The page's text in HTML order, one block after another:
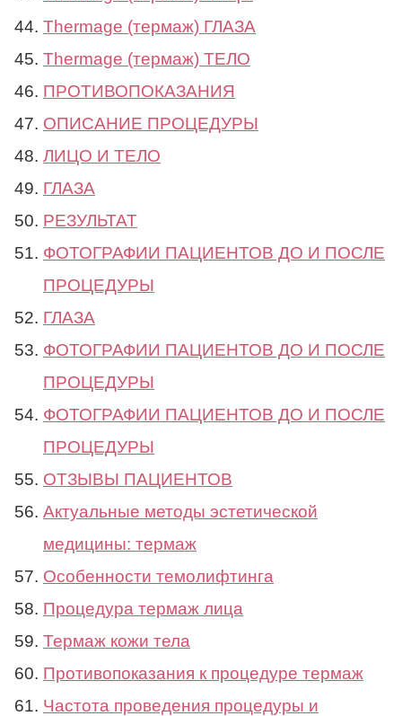
Thermage (термаж) ГЛАЗА
Thermage (термаж) ТЕЛО
ПРОТИВОПОКАЗАНИЯ
ОПИСАНИЕ ПРОЦЕДУРЫ
ЛИЦО И ТЕЛО
ГЛАЗА
РЕЗУЛЬТАТ
ФОТОГРАФИИ ПАЦИЕНТОВ ДО И ПОСЛЕ
ПРОЦЕДУРЫ
ГЛАЗА
ФОТОГРАФИИ ПАЦИЕНТОВ ДО И ПОСЛЕ
ПРОЦЕДУРЫ
ФОТОГРАФИИ ПАЦИЕНТОВ ДО И ПОСЛЕ
ПРОЦЕДУРЫ
ОТЗЫВЫ ПАЦИЕНТОВ
Актуальные методы эстетической
медицины: термаж
Особенности темолифтинга
Процедура термаж лица
Термаж кожи тела
Противопоказания к процедуре термаж
Частота проведения процедуры и